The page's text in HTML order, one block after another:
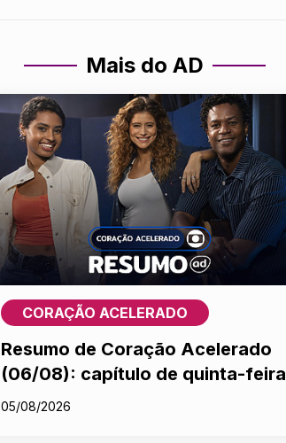
Mais do AD
CORAÇÃO ACELERADO
Resumo de Coração Acelerado
(06/08): capítulo de quinta-feira
05/08/2026